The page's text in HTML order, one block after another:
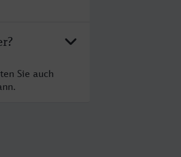
Sie auch